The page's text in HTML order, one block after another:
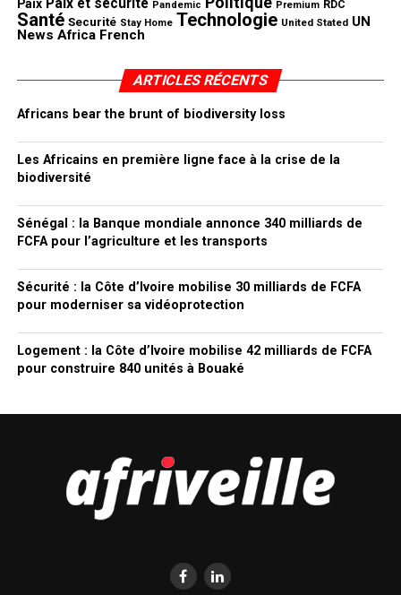
Paix Paix et sécurité Pandemic Premium RDC
Santé Securité Stay Home Technologie United Stated UN
News Africa French
ARTICLES RÉCENTS
Africans bear the brunt of biodiversity loss
Les Africains en première ligne face à la crise de la
biodiversité
Sénégal : la Banque mondiale annonce 340 milliards de
FCFA pour l’agriculture et les transports
Sécurité : la Côte d’Ivoire mobilise 30 milliards de FCFA
pour moderniser sa vidéoprotection
Logement : la Côte d’Ivoire mobilise 42 milliards de FCFA
pour construire 840 unités à Bouaké